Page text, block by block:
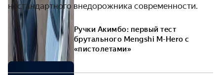
нестандартного внедорожника современности.
Ручки Акимбо: первый тест
брутального Mengshi M-Hero с
«пистолетами»